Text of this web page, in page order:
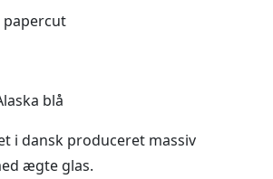
papercut
blå
i dansk produceret massiv
ægte glas.